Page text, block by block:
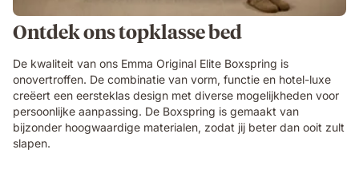
Ontdek ons topklasse bed
De kwaliteit van ons Emma Original Elite Boxspring is
onovertroffen. De combinatie van vorm, functie en hotel-luxe
creëert een eersteklas design met diverse mogelijkheden voor
persoonlijke aanpassing. De Boxspring is gemaakt van
bijzonder hoogwaardige materialen, zodat jij beter dan ooit zult
slapen.